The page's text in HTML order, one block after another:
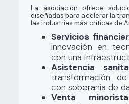
La asociación ofrece
diseñadas para acelerar la
las industrias más críticas de
Servicios
innovación en
con una
Asistencia
transformación
con soberanía de
Venta